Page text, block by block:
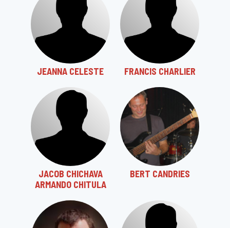
JEANNA CELESTE FRANCIS CHARLIER
JACOB CHICHAVA
ARMANDO CHITULA
BERT CANDRIES